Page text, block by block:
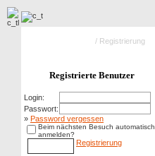
/ Registrierung
Registrierte Benutzer
Login:
Passwort:
» Password vergessen
Beim nächsten Besuch automatisch
anmelden?
Registrierung